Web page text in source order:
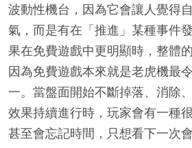
波動性機台，因為它會讓人覺得
氣，而是有在「推進」某種事件
果在免費遊戲中更明顯時，整體
因為免費遊戲本來就是老虎機最
一。當盤面開始不斷掉落、消除
效果持續進行時，玩家會有一種
甚至會忘記時間，只想看下一次